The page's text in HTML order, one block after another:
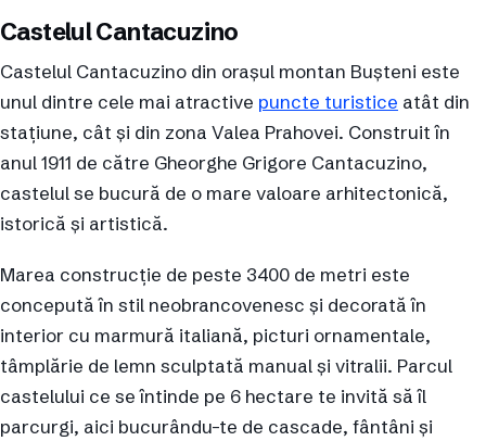
Castelul Cantacuzino
Castelul Cantacuzino din orașul montan Bușteni este
unul dintre cele mai atractive puncte turistice atât din
stațiune, cât și din zona Valea Prahovei. Construit în
anul 1911 de către Gheorghe Grigore Cantacuzino,
castelul se bucură de o mare valoare arhitectonică,
istorică și artistică.
Marea construcție de peste 3400 de metri este
concepută în stil neobrancovenesc și decorată în
interior cu marmură italiană, picturi ornamentale,
tâmplărie de lemn sculptată manual și vitralii. Parcul
castelului ce se întinde pe 6 hectare te invită să îl
parcurgi, aici bucurându-te de cascade, fântâni și